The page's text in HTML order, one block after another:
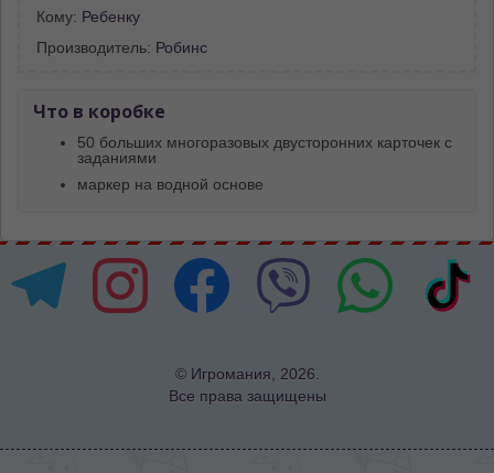
Кому: Ребенку
Производитель: Робинс
Что в коробке
50 больших многоразовых двусторонних карточек с
заданиями
маркер на водной основе
© Игромания, 2026.
Все права защищены